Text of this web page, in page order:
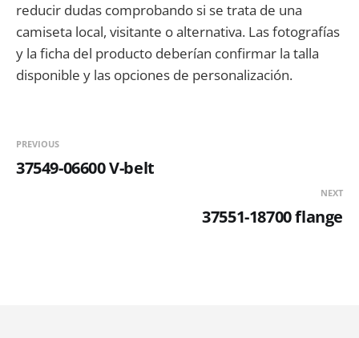
reducir dudas comprobando si se trata de una
camiseta local, visitante o alternativa. Las fotografías
y la ficha del producto deberían confirmar la talla
disponible y las opciones de personalización.
PREVIOUS
37549-06600 V-belt
NEXT
37551-18700 flange